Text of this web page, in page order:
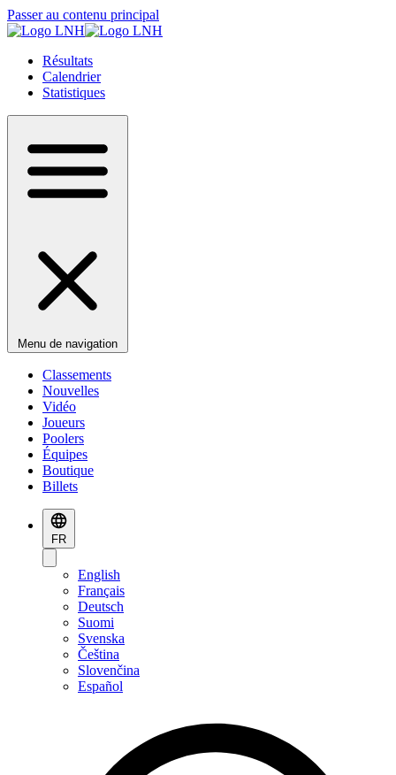
Passer au contenu principal
Résultats
Calendrier
Statistiques
Menu de navigation
Classements
Nouvelles
Vidéo
Joueurs
Poolers
Équipes
Boutique
Billets
FR
English
Français
Deutsch
Suomi
Svenska
Čeština
Slovenčina
Español